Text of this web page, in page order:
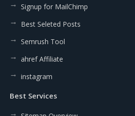
Signup for MailChimp
Best Seleted Posts
Semrush Tool
ahref Affiliate
instagram
Best Services